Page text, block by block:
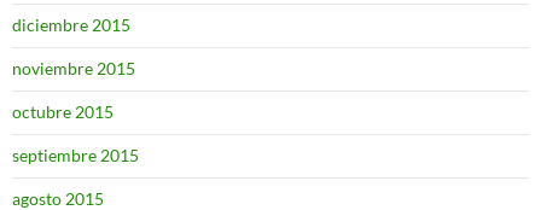
diciembre 2015
noviembre 2015
octubre 2015
septiembre 2015
agosto 2015